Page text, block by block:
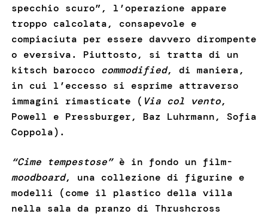
specchio scuro”, l’operazione appare
troppo calcolata, consapevole e
compiaciuta per essere davvero dirompente
o eversiva. Piuttosto, si tratta di un
kitsch barocco
commodified, di maniera,
in cui l’eccesso si esprime attraverso
immagini rimasticate ( Via col vento,
Powell e Pressburger, Baz Luhrmann, Sofia
Coppola).
“Cime tempestose”è in fondo un film-
moodboard, una collezione di figurine e
modelli (come il plastico della villa
nella sala da pranzo di Thrushcross